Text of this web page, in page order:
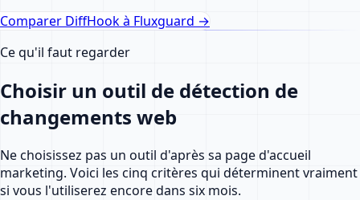
Comparer DiffHook à Fluxguard →
Ce qu'il faut regarder
Choisir un outil de détection de
changements web
Ne choisissez pas un outil d'après sa page d'accueil
marketing. Voici les cinq critères qui déterminent vraiment
si vous l'utiliserez encore dans six mois.